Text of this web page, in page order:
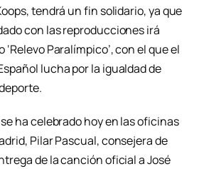
tendrá un fin solidario, ya que
con las reproducciones irá
Paralímpico’, con el que el
lucha por la igualdad de
ha celebrado hoy en las oficinas
Pilar Pascual, consejera de
de la canción oficial a José